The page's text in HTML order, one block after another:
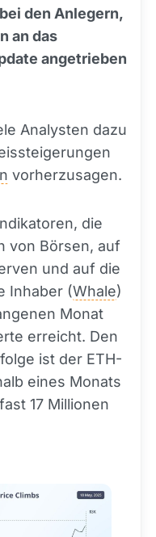
den Anlegern,
an das
angetrieben
Analysten dazu
vorherzusagen.
die
von Börsen, auf
und auf die
Inhaber (Whale)
Monat
erreicht. Den
ist der ETH-
eines Monats
17 Millionen